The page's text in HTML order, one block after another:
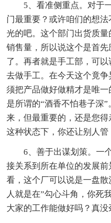
5、看准侧重点。对于
门最重要？或许咱们的想
光的吧。这个部门出货质
销售量，所以说这个是首
了。再者就是手工部，可
去做手工。在今天这个竟
须把产品做好做精才是唯
是所谓的“酒香不怕巷子深
来，但最重要的，还是您
这种状态下，你还让别人管
6、善于出谋划策。一
接关系到所在单位的发展
看，这个厂可以说是一盘
人就是在”勾心斗角，你死
大家的工作能做好吗？真